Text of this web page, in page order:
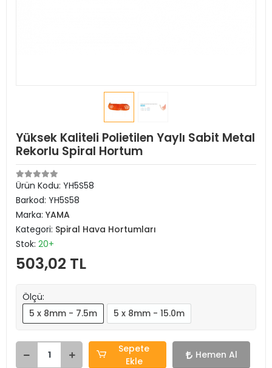
Yüksek Kaliteli Polietilen Yaylı Sabit Metal
Rekorlu Spiral Hortum
Ürün Kodu: YH5S58
Barkod: YH5S58
Marka: YAMA
Kategori: Spiral Hava Hortumları
Stok: 20+
503,02 TL
Ölçü:
5 x 8mm - 7.5m
5 x 8mm - 15.0m
Sepete
Ekle
Hemen Al